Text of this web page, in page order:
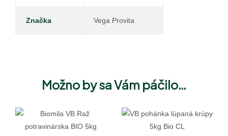
Značka Vega Provita
Možno by sa Vám páčilo…